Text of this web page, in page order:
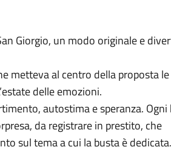
Giorgio, un modo originale e
metteva al centro della proposta le
delle emozioni.
autostima e speranza. Ogni
da registrare in prestito, che
sul tema a cui la busta è dedicata.